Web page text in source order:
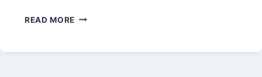
READ MORE 2026
가